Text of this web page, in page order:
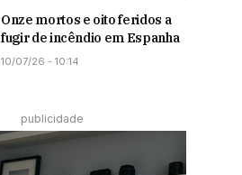
Onze mortos e oito feridos a
fugir de incêndio em Espanha
10/07/26 - 10:14
publicidade